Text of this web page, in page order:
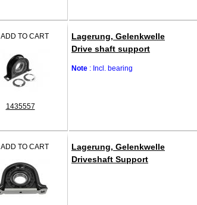
ADD TO CART
1435557
Lagerung, Gelenkwelle
Drive shaft support
Note : Incl. bearing
ADD TO CART
Lagerung, Gelenkwelle
Driveshaft Support